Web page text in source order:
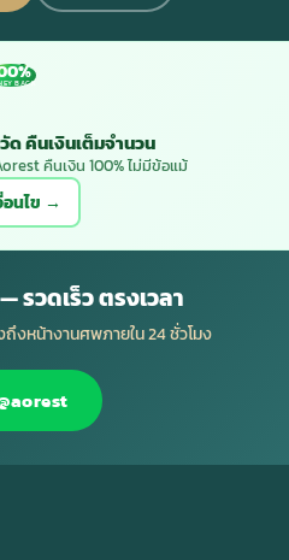
BACK
ด คืนเงินเต็มจำนวน
คืนเงิน 100% ไม่มีข้อแม้
อนไข →
รวดเร็ว ตรงเวลา
งหน้างานศพภายใน 24 ชั่วโมง